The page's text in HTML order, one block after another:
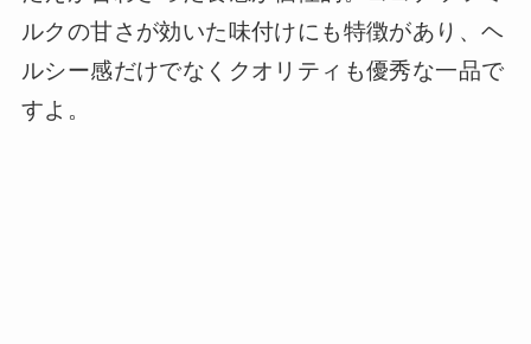
ルクの甘さが効いた味付けにも特徴があり、ヘ
ルシー感だけでなくクオリティも優秀な一品で
すよ。